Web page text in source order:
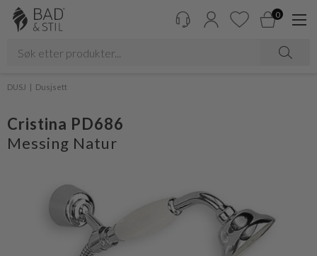
0
DUSJ Dusjsett
Cristina PD686
Messing Natur